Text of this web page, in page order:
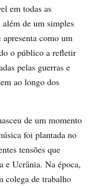
em todas as
de um simples
como um
o público a refletir
pelas guerras e
ao longo dos
de um momento
foi plantada no
tensões que
e Ucrânia. Na época,
colega de trabalho